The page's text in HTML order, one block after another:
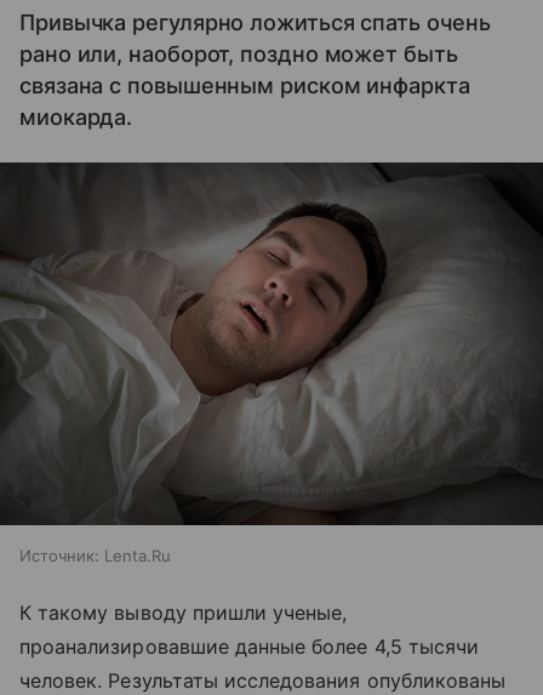
Привычка регулярно ложиться спать очень
рано или, наоборот, поздно может быть
связана с повышенным риском инфаркта
миокарда.
Источник: Lenta.Ru
К такому выводу пришли ученые,
проанализировавшие данные более 4,5 тысячи
человек. Результаты исследования опубликованы